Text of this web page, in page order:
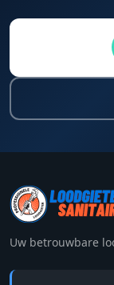
Uw betrouwbare